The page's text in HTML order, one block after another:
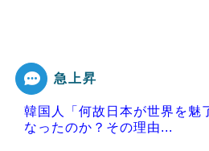
急上昇
韓国人「何故日本が世界を魅
なったのか？その理由...